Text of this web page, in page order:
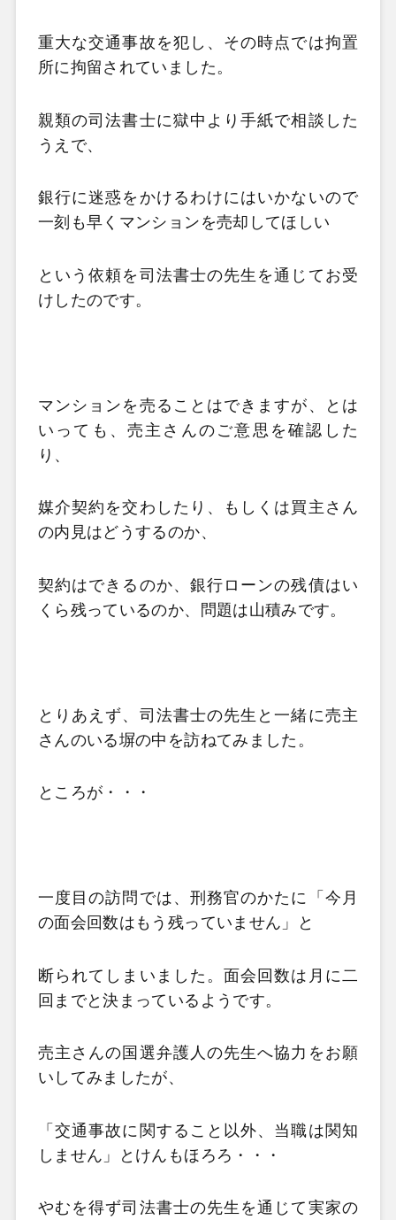
重大な交通事故を犯し、その時点では拘置
所に拘留されていました。
親類の司法書士に獄中より手紙で相談した
うえで、
銀行に迷惑をかけるわけにはいかないので
一刻も早くマンションを売却してほしい
という依頼を司法書士の先生を通じてお受
けしたのです。
マンションを売ることはできますが、とは
いっても、売主さんのご意思を確認した
り、
媒介契約を交わしたり、もしくは買主さん
の内見はどうするのか、
契約はできるのか、銀行ローンの残債はい
くら残っているのか、問題は山積みです。
とりあえず、司法書士の先生と一緒に売主
さんのいる塀の中を訪ねてみました。
ところが・・・
一度目の訪問では、刑務官のかたに「今月
の面会回数はもう残っていません」と
断られてしまいました。面会回数は月に二
回までと決まっているようです。
売主さんの国選弁護人の先生へ協力をお願
いしてみましたが、
「交通事故に関すること以外、当職は関知
しません」とけんもほろろ・・・
やむを得ず司法書士の先生を通じて実家の